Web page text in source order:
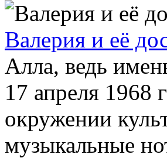
Валерия и её
Алла, ведь
17 апреля 1968
окружении
музыкальные